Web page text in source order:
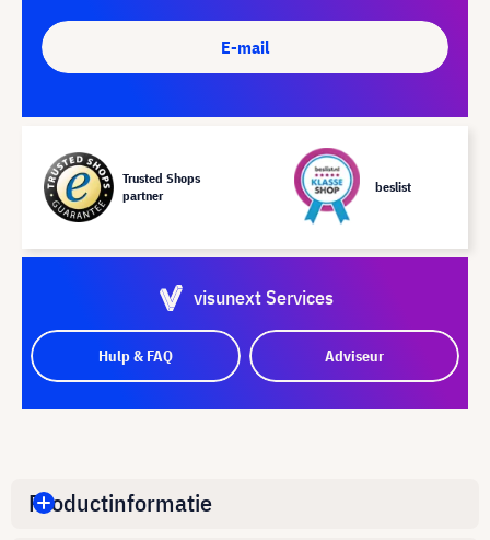
E-mail
Trusted Shops
partner
beslist
visunext Services
Hulp & FAQ Adviseur
Productinformatie